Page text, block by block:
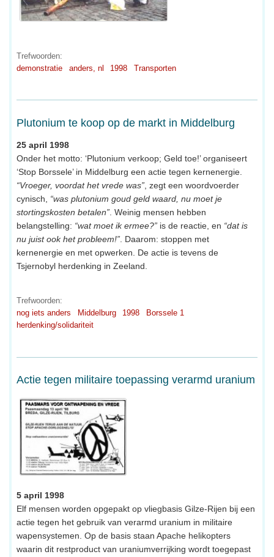
Trefwoorden:
demonstratie
anders, nl 1998 Transporten
Plutonium te koop op de markt in Middelburg
25 april 1998
Onder het motto: ‘Plutonium verkoop; Geld toe!’ organiseert
‘Stop Borssele’ in Middelburg een actie tegen kernenergie.
“Vroeger, voordat het vrede was” , zegt een woordvoerder
cynisch, “was plutonium goud geld waard, nu moet je
stortingskosten betalen” . Weinig mensen hebben
belangstelling: “wat moet ik ermee?” is de reactie, en “dat is
nu juist ook het probleem!” . Daarom: stoppen met
kernenergie en met opwerken. De actie is tevens de
Tsjernobyl herdenking in Zeeland.
Trefwoorden:
nog iets anders
Middelburg 1998
Borssele 1
herdenking/solidariteit
Actie tegen militaire toepassing verarmd uranium
5 april 1998
Elf mensen worden opgepakt op vliegbasis Gilze-Rijen bij een
actie tegen het gebruik van verarmd uranium in militaire
wapensystemen. Op de basis staan Apache helikopters
waarin dit restproduct van uraniumverrijking wordt toegepast